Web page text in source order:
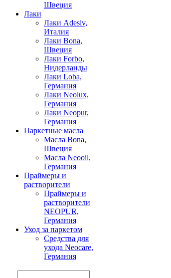
Швеция
Лаки
Лаки Adesiv,
Италия
Лаки Bona,
Швеция
Лаки Forbo,
Нидерланды
Лаки Loba,
Германия
Лаки Neolux,
Германия
Лаки Neopur,
Германия
Паркетные масла
Масла Bona,
Швеция
Масла Neooil,
Германия
Праймеры и
растворители
Праймеры и
растворители
NEOPUR,
Германия
Уход за паркетом
Средства для
ухода Neocare,
Германия